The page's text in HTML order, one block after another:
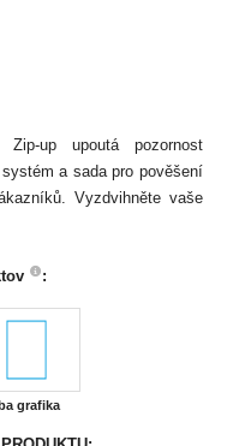
up upoutá pozornost
a sada pro pověšení
Vyzdvihněte vaše
:
Iba grafika